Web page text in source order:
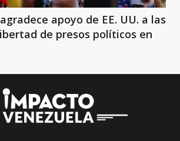
apoyo de EE. UU. a las
de presos políticos en